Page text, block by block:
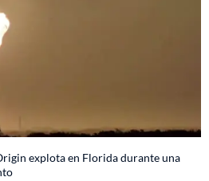
explota en Florida durante una